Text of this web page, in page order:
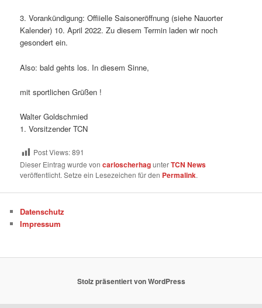
3. Vorankündigung: Offiielle Saisoneröffnung (siehe Nauorter
Kalender) 10. April 2022. Zu diesem Termin laden wir noch
gesondert ein.
Also: bald gehts los. In diesem Sinne,
mit sportlichen Grüßen !
Walter Goldschmied
1. Vorsitzender TCN
Post Views:891
Dieser Eintrag wurde voncarloscherhagunterTCN News
veröffentlicht. Setze ein Lesezeichen für den Permalink.
Datenschutz
Impressum
Stolz präsentiert von WordPress